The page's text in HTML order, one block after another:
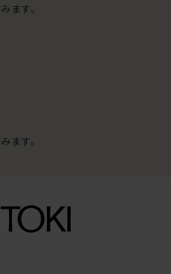
ます。
ます。